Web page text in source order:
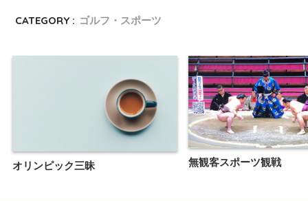
CATEGORY : ゴルフ・スポーツ
オリンピック三昧 無観客スポーツ観戦